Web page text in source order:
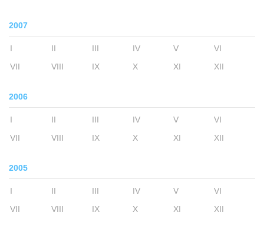
2007
I II III IV V
VI
VII
VIII IX X XI XII
2006
I II III IV V
VI
VII
VIII IX X XI XII
2005
I II III IV V
VI
VII
VIII IX X XI XII